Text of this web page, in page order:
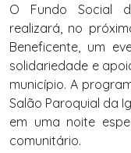
O Fundo Social
realizará, no
Beneficente, um
solidariedade e
município. A
Salão Paroquial da
em uma noite
comunitário.